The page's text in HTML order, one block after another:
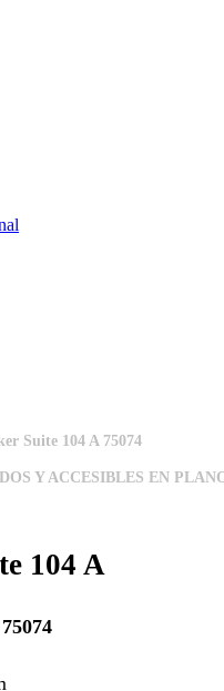
Suite 104 A 75074
Y ACCESIBLES EN
104 A